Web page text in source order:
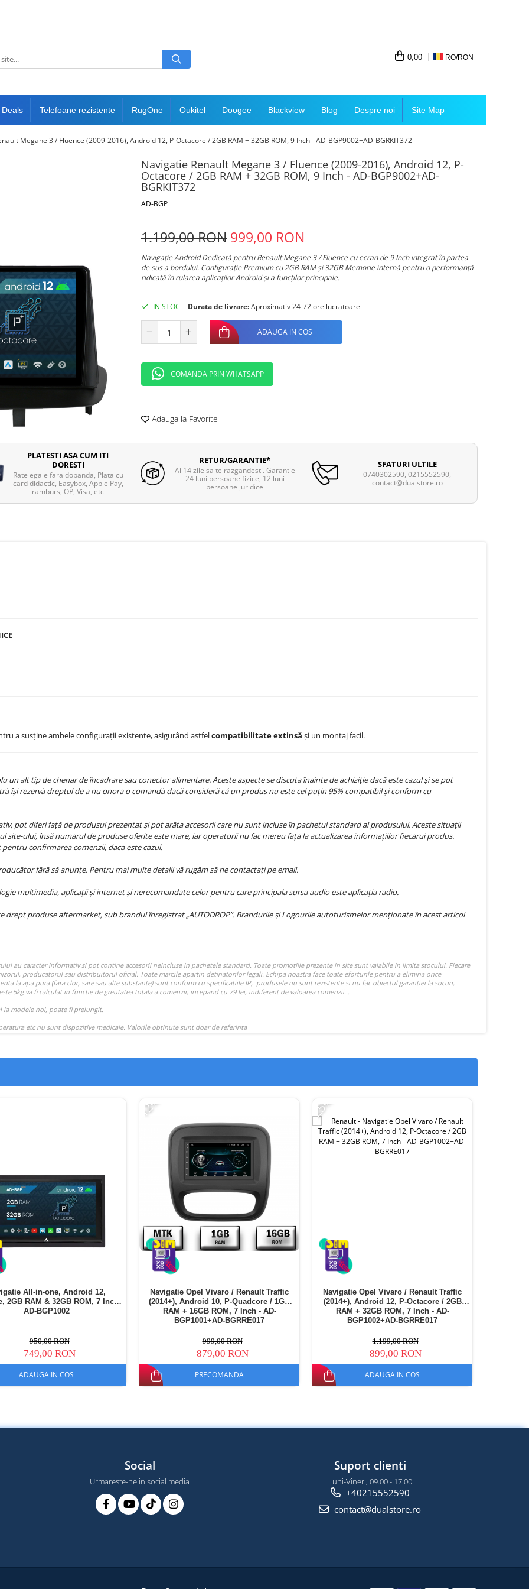
0,00 RO/RON
Deals Telefoane rezistente RugOne Oukitel Doogee Blackview Blog Despre noi Site Map
Megane 3 / Fluence (2009-2016), Android 12, P-Octacore / 2GB RAM + 32GB ROM, 9 Inch - AD-BGP9002+AD-BGRKIT372
Navigatie Renault Megane 3 / Fluence (2009-2016), Android 12, P-
Octacore / 2GB RAM + 32GB ROM, 9 Inch - AD-BGP9002+AD-
BGRKIT372
AD-BGP
1.199,00 RON 999,00 RON
Navigație Android Dedicată pentru Renault Megane 3 / Fluence cu ecran de 9 Inch integrat în partea
de sus a bordului. Configuraţie Premium cu 2GB RAM şi 32GB Memorie internă pentru o performanţă
ridicată în rularea aplicaţilor Android şi a funcţilor principale.
IN STOC Durata de livrare:Aproximativ 24-72 ore lucratoare
ADAUGA IN COS
COMANDA PRIN WHATSAPP
Adauga la Favorite
PLATESTI ASA CUM ITI
DORESTI
Rate egale fara dobanda, Plata cu
card didactic, Easybox, Apple Pay,
ramburs, OP, Visa, etc
RETUR/GARANTIE*
Ai 14 zile sa te razgandesti. Garantie
24 luni persoane fizice, 12 luni
persoane juridice
SFATURI ULTILE
0740302590, 0215552590,
contact@dualstore.ro
a susține ambele configurații existente, asigurând astfelcompatibilitate extinsă și un montaj facil.
alt tip de chenar de încadrare sau conector alimentare. Aceste aspecte se discuta înainte de achiziție dacă este cazul și se pot
își rezervă dreptul de a nu onora o comandă dacă consideră că un produs nu este cel puțin 95% compatibil și conform cu
pot diferi față de produsul prezentat și pot arăta accesorii care nu sunt incluse în pachetul standard al produsului. Aceste situații
ului, însă numărul de produse oferite este mare, iar operatorii nu fac mereu față la actualizarea informațiilor fiecărui produs.
confirmarea comenzii, daca este cazul.
fără să anunțe. Pentru mai multe detalii vă rugăm să ne contactați pe email.
multimedia, aplicații și internet și nerecomandate celor pentru care principala sursa audio este aplicația radio.
drept produse aftermarket, sub brandul înregistrat „AUTODROP”. Brandurile și Logourile autoturismelor menționate în acest articol
All-in-one, Android 12,
2GB RAM & 32GB ROM, 7 Inch -
AD-BGP1002
950,00 RON
749,00 RON
ADAUGA IN COS
-12%
Navigatie Opel Vivaro / Renault Traffic
(2014+), Android 10, P-Quadcore / 1GB
RAM + 16GB ROM, 7 Inch - AD-
BGP1001+AD-BGRRE017
999,00 RON
879,00 RON
PRECOMANDA
-25%
Navigatie Opel Vivaro / Renault Traffic
(2014+), Android 12, P-Octacore / 2GB
RAM + 32GB ROM, 7 Inch - AD-
BGP1002+AD-BGRRE017
1.199,00 RON
899,00 RON
ADAUGA IN COS
Social
Urmareste-ne in social media
Suport clienti
Luni-Vineri, 09.00 - 17.00
+40215552590
contact@dualstore.ro